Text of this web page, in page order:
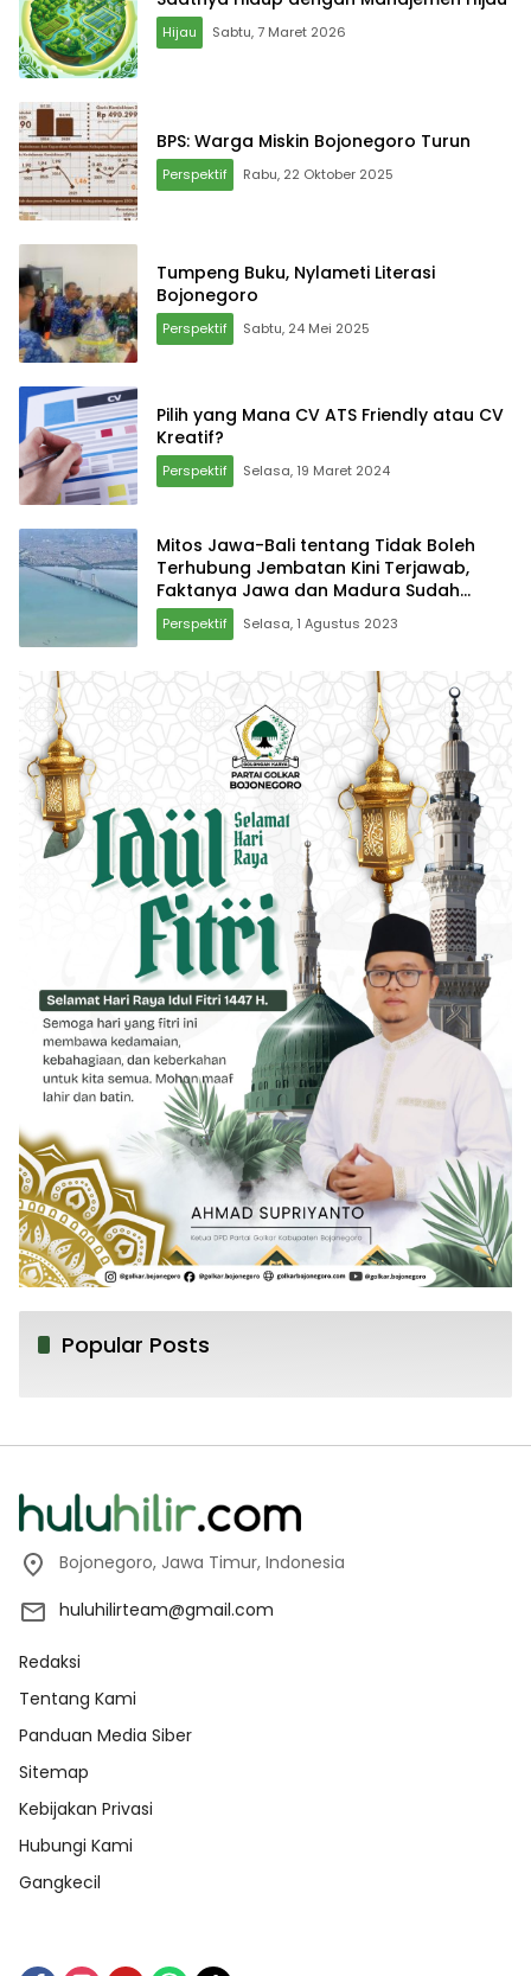
Hijau Sabtu, 7 Maret 2026
BPS: Warga Miskin Bojonegoro Turun
Perspektif Rabu, 22 Oktober 2025
Tumpeng Buku, Nylameti Literasi
Bojonegoro
Perspektif Sabtu, 24 Mei 2025
Pilih yang Mana CV ATS Friendly atau CV
Kreatif?
Perspektif Selasa, 19 Maret 2024
Mitos Jawa-Bali tentang Tidak Boleh
Terhubung Jembatan Kini Terjawab,
Faktanya Jawa dan Madura Sudah
Terhubung
Perspektif Selasa, 1 Agustus 2023
Popular Posts
Bojonegoro, Jawa Timur, Indonesia
huluhilirteam@gmail.com
Redaksi
Tentang Kami
Panduan Media Siber
Sitemap
Kebijakan Privasi
Hubungi Kami
Gangkecil